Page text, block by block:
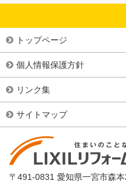
トップページ
個人情報保護方針
リンク集
サイトマップ
〒491-0831 愛知県一宮市森